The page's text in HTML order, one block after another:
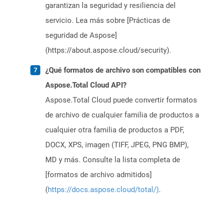
garantizan la seguridad y resiliencia del
servicio. Lea más sobre [Prácticas de
seguridad de Aspose]
(https://about.aspose.cloud/security).
¿Qué formatos de archivo son compatibles con
Aspose.Total Cloud API?
Aspose.Total Cloud puede convertir formatos
de archivo de cualquier familia de productos a
cualquier otra familia de productos a PDF,
DOCX, XPS, imagen (TIFF, JPEG, PNG BMP),
MD y más. Consulte la lista completa de
[formatos de archivo admitidos]
(https://docs.aspose.cloud/total/).